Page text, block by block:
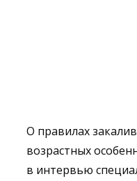
О правилах
возрастных
в интервью